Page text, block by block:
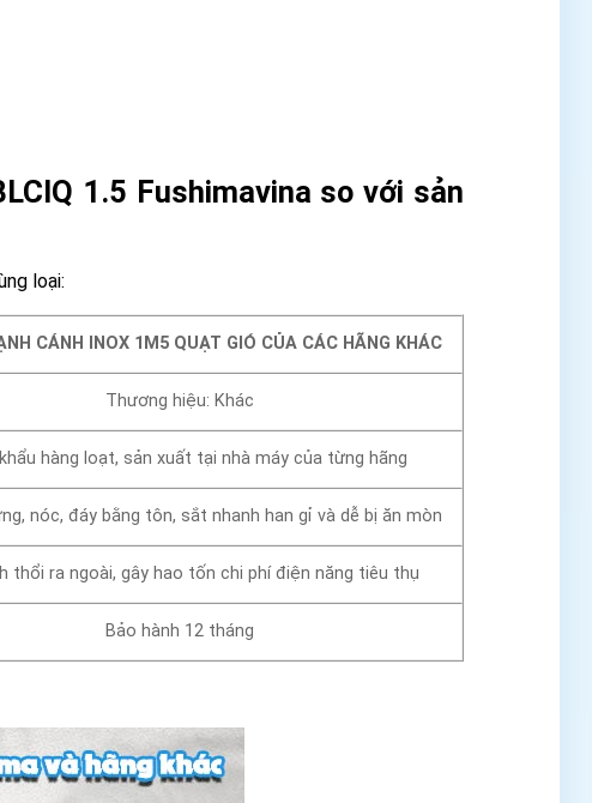
1.5 Fushimavina so với sản
loại:
CÁNH INOX 1M5 QUẠT GIÓ CỦA CÁC HÃNG KHÁC
Thương hiệu: Khác
hàng loạt, sản xuất tại nhà máy của từng hãng
nóc, đáy bằng tôn, sắt nhanh han gỉ và dễ bị ăn mòn
thổi ra ngoài, gây hao tốn chi phí điện năng tiêu thụ
Bảo hành 12 tháng